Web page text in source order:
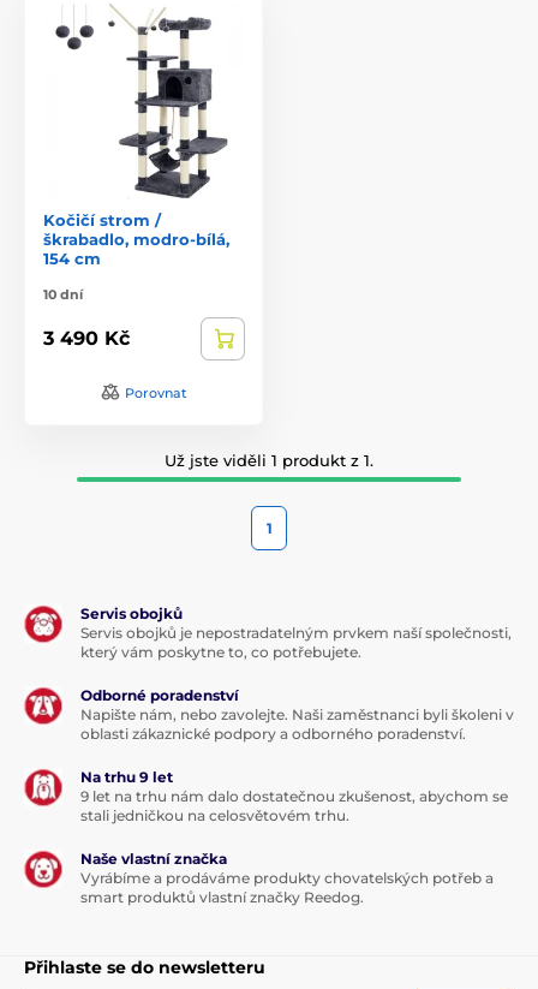
Kočičí strom /
škrabadlo, modro-bílá,
154 cm
10 dní
3 490 Kč
Porovnat
Už jste viděli 1 produkt z 1.
1
Servis obojků
Servis obojků je nepostradatelným prvkem naší společnosti,
který vám poskytne to, co potřebujete.
Odborné poradenství
Napište nám, nebo zavolejte. Naši zaměstnanci byli školeni v
oblasti zákaznické podpory a odborného poradenství.
Na trhu 9 let
9 let na trhu nám dalo dostatečnou zkušenost, abychom se
stali jedničkou na celosvětovém trhu.
Naše vlastní značka
Vyrábíme a prodáváme produkty chovatelských potřeb a
smart produktů vlastní značky Reedog.
Přihlaste se do newsletteru